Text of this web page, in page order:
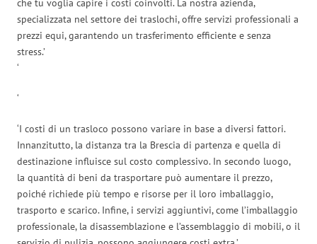
che tu voglia capire i costi coinvolti. La nostra azienda,
specializzata nel settore dei traslochi, offre servizi professionali a
prezzi equi, garantendo un trasferimento efficiente e senza
stress.’
‘
‘
‘I costi di un trasloco possono variare in base a diversi fattori.
Innanzitutto, la distanza tra la Brescia di partenza e quella di
destinazione influisce sul costo complessivo. In secondo luogo,
la quantità di beni da trasportare può aumentare il prezzo,
poiché richiede più tempo e risorse per il loro imballaggio,
trasporto e scarico. Infine, i servizi aggiuntivi, come l’imballaggio
professionale, la disassemblazione e l’assemblaggio di mobili, o il